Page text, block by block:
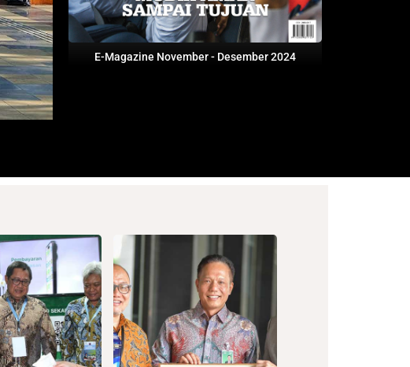
E-Magazine November - Desember 2024